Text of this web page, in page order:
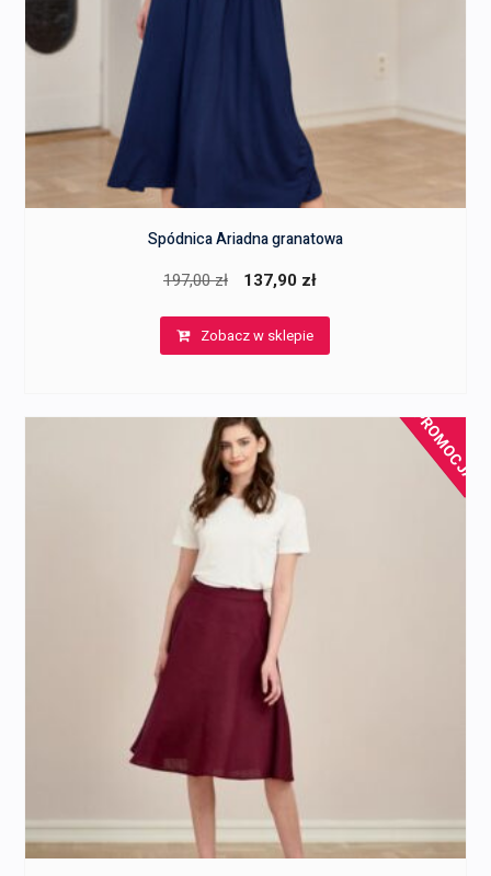
Spódnica Ariadna granatowa
197,00zł
Pierwotna
wynosiła:
137,90 zł
Zobacz w sklepie
PROMOCJA!